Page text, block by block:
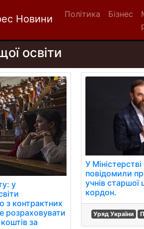
Новини Політика Бізнес
освіти
у
з контрактних
розраховувати
за
У Міністерстві
повідомили
учнів старшої
кордон.
Уряд України